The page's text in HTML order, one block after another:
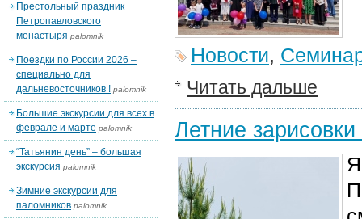
Новости,
Читать дальше
Летние
Престольный праздник
Петропавловского
монастыря palomnik
Поездки по России 2026 –
специально для
дальневосточников ! palomnik
Большие экскурсии для всех в
феврале и марте palomnik
“Татьянин день” – большая
экскурсия palomnik
Зимние экскурсии для
паломников palomnik